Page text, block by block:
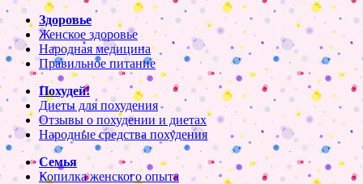
Здоровье
Женское здоровье
Народная медицина
Правильное питание
Похудей!
Диеты для похудения
Отзывы о похудении и диетах
Народные средства похудения
Семья
Копилка женского опыта